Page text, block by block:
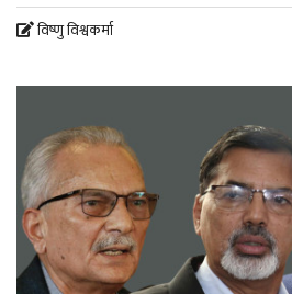
विष्णु विश्वकर्मा